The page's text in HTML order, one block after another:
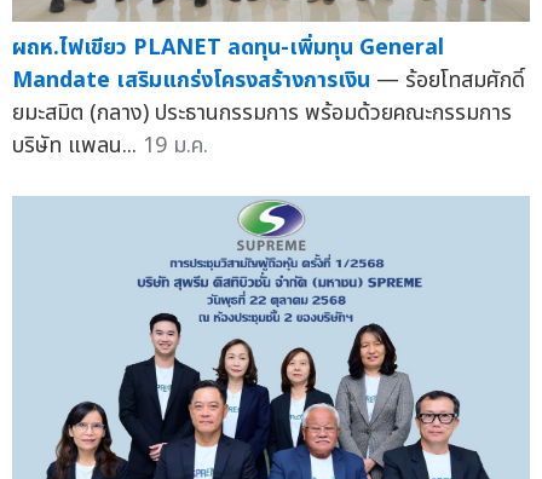
ผถห.ไฟเขียว PLANET ลดทุน-เพิ่มทุน General
Mandate เสริมแกร่งโครงสร้างการเงิน — ร้อยโทสมศักดิ์
ยมะสมิต (กลาง) ประธานกรรมการ พร้อมด้วยคณะกรรมการ
บริษัท แพลน... 19 ม.ค.